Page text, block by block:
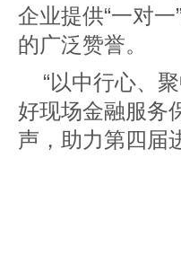
企业提供“一对
的广泛赞誉。
“以中行心、
好现场金融服务
声，助力第四届